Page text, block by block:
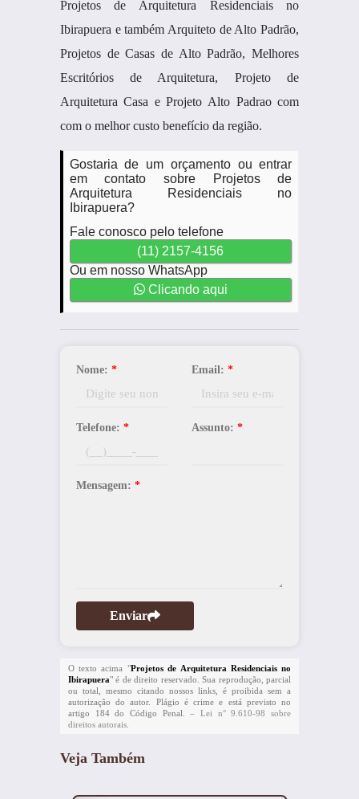
Projetos de Arquitetura Residenciais no
Ibirapuera e também Arquiteto de Alto Padrão,
Projetos de Casas de Alto Padrão, Melhores
Escritórios de Arquitetura, Projeto de
Arquitetura Casa e Projeto Alto Padrao com
com o melhor custo benefício da região.
Gostaria de um orçamento ou entrar
em contato sobre Projetos de
Arquitetura Residenciais no
Ibirapuera?
Fale conosco pelo telefone
(11) 2157-4156
Ou em nosso WhatsApp
Clicando aqui
Nome: * Email: *
Telefone: * Assunto: *
Mensagem: *
Enviar
O texto acima "Projetos de Arquitetura Residenciais no
Ibirapuera" é de direito reservado. Sua reprodução, parcial
ou total, mesmo citando nossos links, é proibida sem a
autorização do autor. Plágio é crime e está previsto no
artigo 184 do Código Penal. –Lei n° 9.610-98 sobre
direitos autorais.
Veja Também